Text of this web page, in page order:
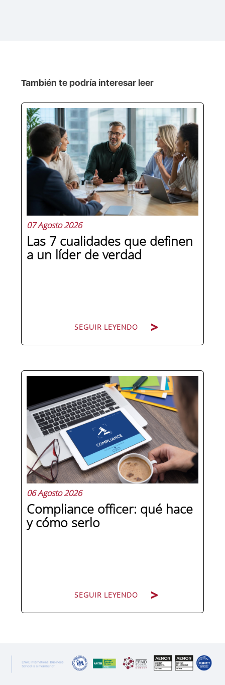
También te podría interesar leer
07 Agosto 2026
Las 7 cualidades que definen
a un líder de verdad
SEGUIR LEYENDO
Hay personas que ocupan puestos de
dirección y hay personas que lideran.
La diferencia no está en el cargo ni en
la antigüedad, sino en un conjunto de
competencias que se pueden
aprender, practicar y medir. Si te
preguntas qué separa a un directivo...
06 Agosto 2026
Compliance officer: qué hace
y cómo serlo
SEGUIR LEYENDO
en la estructura corporativa española
en la última década como el